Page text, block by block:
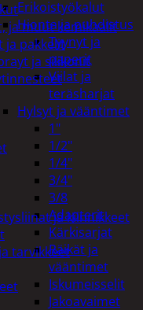
Erikoistyökalut
Hionta ja puhdistus
Tyynyt ja
paperit
Viilat ja
teräsharjat
Hylsyt ja vääntimet
1"
1/2"
1/4"
3/4"
3/8
Adapterit
Kärkisarjat
Räikät ja
vääntimet
Iskumeisselit
Jakoavaimet
ja muut kemikaalit
ja pakkelit
ja silikonit
ja kiinnikkeet
tarvikkeet